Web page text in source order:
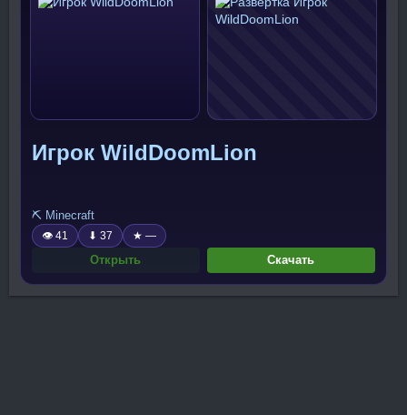
Игрок WildDoomLion
⛏️ Minecraft
👁 41 ⬇ 37 ★ —
Открыть Скачать